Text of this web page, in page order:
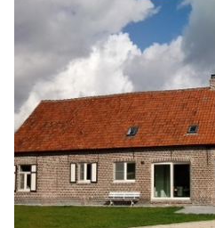
HANDEL
Studio Smaak
LEES MEER